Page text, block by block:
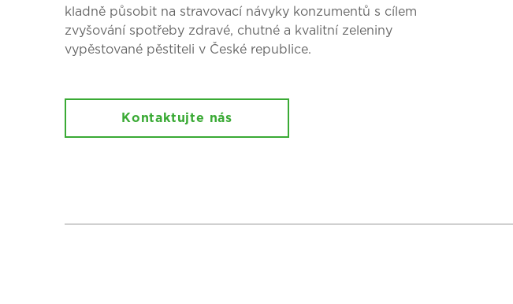
kladně působit na stravovací návyky konzumentů s cílem
zvyšování spotřeby zdravé, chutné a kvalitní zeleniny
vypěstované pěstiteli v České republice.
Kontaktujte nás